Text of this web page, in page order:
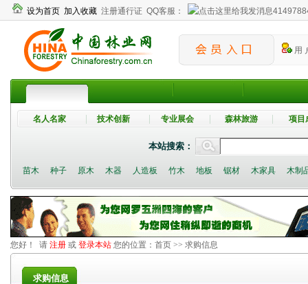
设为首页 加入收藏 注册通行证 QQ客服：
用
名人名家 技术创新 专业展会 森林旅游 项目
本站搜索：
苗木 种子 原木 木器 人造板 竹木 地板 锯材 木家具 木制
您好！ 请 注册 或 登录本站 您的位置： 首页 >> 求购信息
求购信息